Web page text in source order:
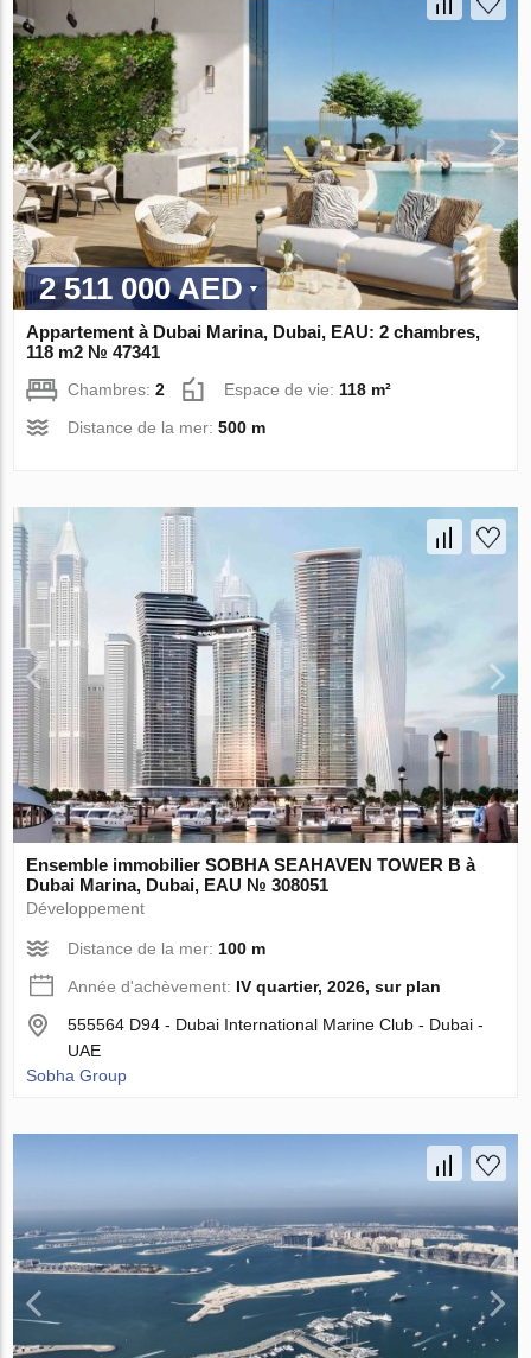
2 511 000 AED
Appartement à Dubai Marina, Dubai, EAU: 2 chambres,
118 m2 № 47341
Chambres:2 Espace de vie: 118 m²
Distance de la mer:500 m
Ensemble immobilier SOBHA SEAHAVEN TOWER B à
Dubai Marina, Dubai, EAU № 308051
Développement
Distance de la mer:100 m
Année d'achèvement: IV quartier, 2026, sur plan
555564 D94 - Dubai International Marine Club - Dubai -
UAE
Sobha Group